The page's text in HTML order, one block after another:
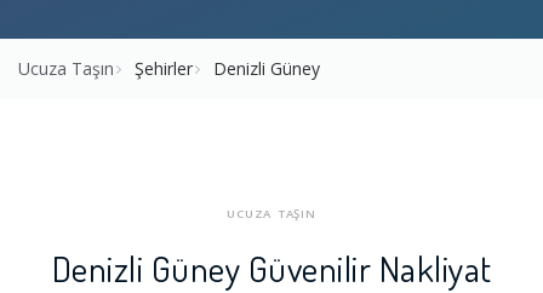
Ucuza Taşın Şehirler Denizli Güney
UCUZA TAŞIN
Denizli Güney Güvenilir Nakliyat